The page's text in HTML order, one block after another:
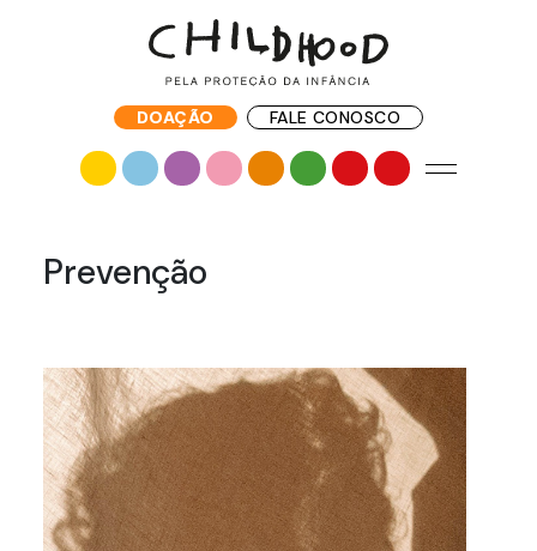
DOAÇÃO FALE CONOSCO
Prevenção